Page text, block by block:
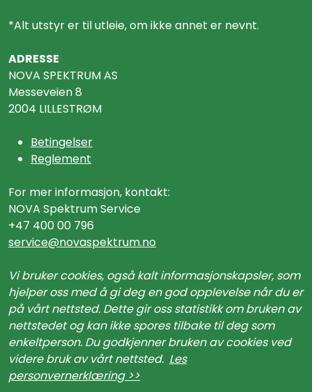
*Alt utstyr er til utleie, om ikke annet er nevnt.
ADRESSE
NOVA SPEKTRUM AS
Messeveien 8
2004 LILLESTRØM
Betingelser
Reglement
For mer informasjon, kontakt:
NOVA Spektrum Service
+47 400 00 796
service@novaspektrum.no
Vi bruker cookies, også kalt informasjonskapsler, som
hjelper oss med å gi deg en god opplevelse når du er
på vårt nettsted. Dette gir oss statistikk om bruken av
nettstedet og kan ikke spores tilbake til deg som
enkeltperson. Du godkjenner bruken av cookies ved
videre bruk av vårt nettsted. Les
personvernerklæring >>